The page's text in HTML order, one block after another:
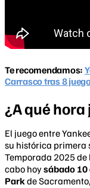
Te recomendamos:
Carrasco tras 8
¿A qué hora
El juego entre
su histórica primera
Temporada 2025 de
cabo hoysábado 10
Parkde